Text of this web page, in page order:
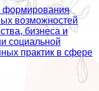
формирования
возможностей
бизнеса и
социальной
практик в сфере